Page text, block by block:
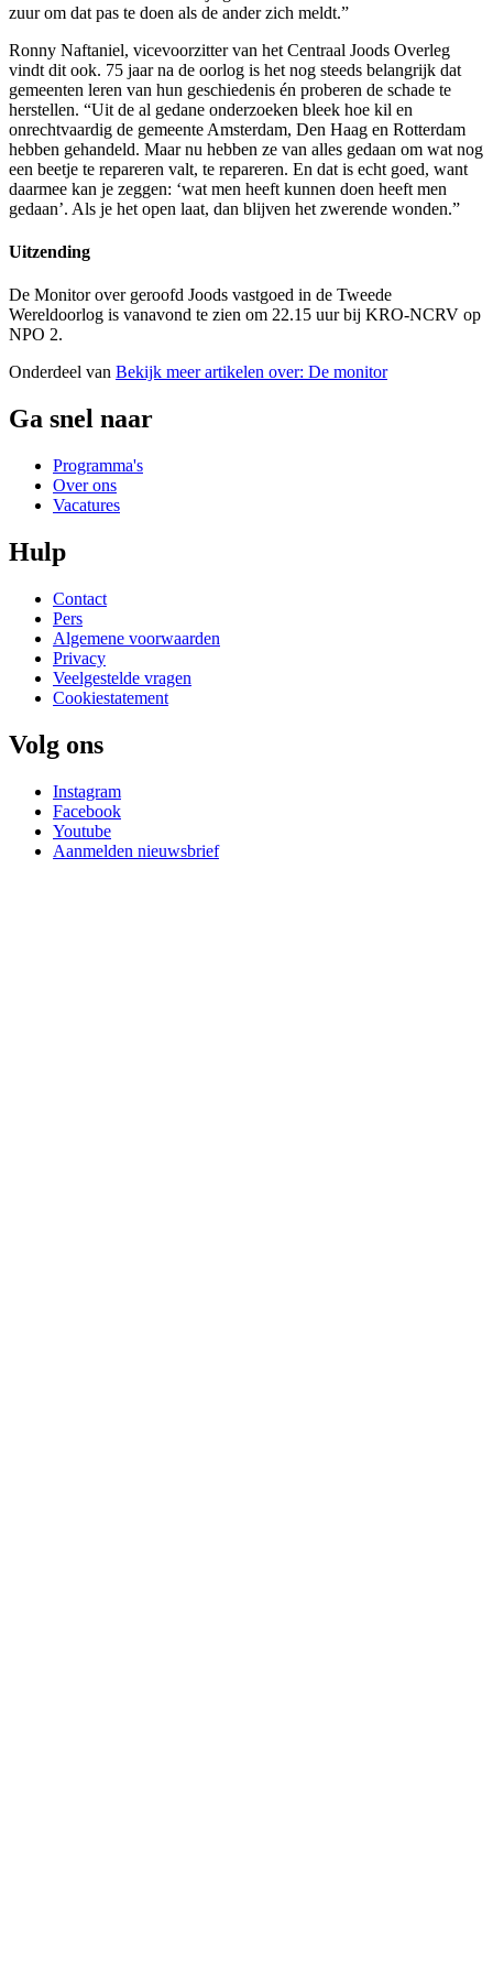
zuur om dat pas te doen als de ander zich meldt.”
Ronny Naftaniel, vicevoorzitter van het Centraal Joods Overleg
vindt dit ook. 75 jaar na de oorlog is het nog steeds belangrijk dat
gemeenten leren van hun geschiedenis én proberen de schade te
herstellen. “Uit de al gedane onderzoeken bleek hoe kil en
onrechtvaardig de gemeente Amsterdam, Den Haag en Rotterdam
hebben gehandeld. Maar nu hebben ze van alles gedaan om wat nog
een beetje te repareren valt, te repareren. En dat is echt goed, want
daarmee kan je zeggen: ‘wat men heeft kunnen doen heeft men
gedaan’. Als je het open laat, dan blijven het zwerende wonden.”
Uitzending
De Monitor over geroofd Joods vastgoed in de Tweede
Wereldoorlog is vanavond te zien om 22.15 uur bij KRO-NCRV op
NPO 2.
Onderdeel van Bekijk meer artikelen over: De monitor
Ga snel naar
Programma's
Over ons
Vacatures
Hulp
Contact
Pers
Algemene voorwaarden
Privacy
Veelgestelde vragen
Cookiestatement
Volg ons
Instagram
Facebook
Youtube
Aanmelden nieuwsbrief